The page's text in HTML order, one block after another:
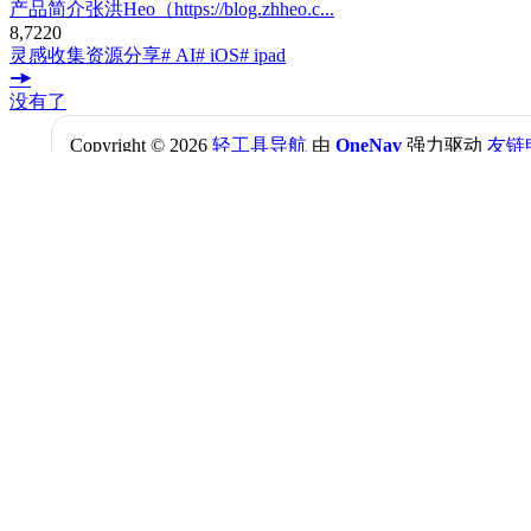
产品简介张洪Heo（https://blog.zhheo.c...
8,7220
灵感收集资源分享# AI# iOS# ipad
没有了
Copyright © 2026 轻工具导航 由 OneNav 强力驱动 友链